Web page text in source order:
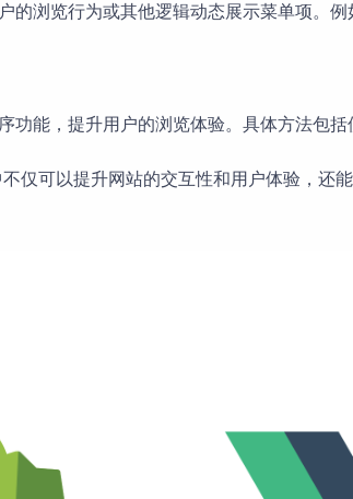
的浏览行为或其他逻辑动态展示菜单项。
功能，提升用户的浏览体验。具体方法包
仅可以提升网站的交互性和用户体验，